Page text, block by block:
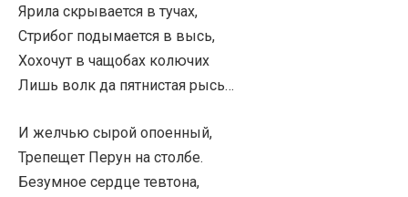
Ярила скрывается в тучах,
Стрибог подымается в высь,
Хохочут в чащобах колючих
Лишь волк да пятнистая рысь…
И желчью сырой опоенный,
Трепещет Перун на столбе.
Безумное сердце тевтона,